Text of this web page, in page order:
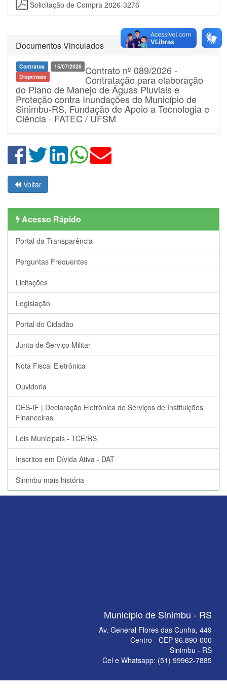
Solicitação de Compra 2026-3276
Documentos Vinculados
Contratos
15/07/2026
Dispensas
Contrato nº 089/2026 -
Contratação para elaboração
do Plano de Manejo de Águas Pluviais e
Proteção contra Inundações do Município de
Sinimbu-RS, Fundação de Apoio a Tecnologia e
Ciência - FATEC / UFSM
Voltar
Acesso Rápido
Portal da Transparência
Perguntas Frequentes
Licitações
Legislação
Portal do Cidadão
Junta de Serviço Militar
Nota Fiscal Eletrônica
Ouvidoria
DES-IF | Declaração Eletrônica de Serviços de Instituições
Financeiras
Leis Municipais - TCE/RS
Inscritos em Dívida Ativa - DAT
Sinimbu mais história
Município de Sinimbu - RS
Av. General Flores das Cunha, 449
Centro - CEP 96.890-000
Sinimbu - RS
Cel e Whatsapp: (51) 99962-7885